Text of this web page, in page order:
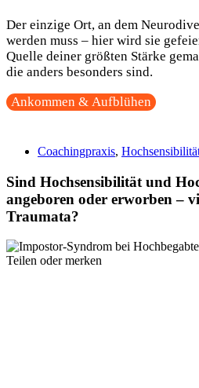
Der einzige Ort, an dem
werden muss – hier wird sie
Quelle deiner größten Stärke
die anders besonders sind.
Ankommen & Aufblühen
Coachingpraxis,
Sind Hochsensibilität und
angeboren oder erworben –
Traumata?
Teilen oder merken